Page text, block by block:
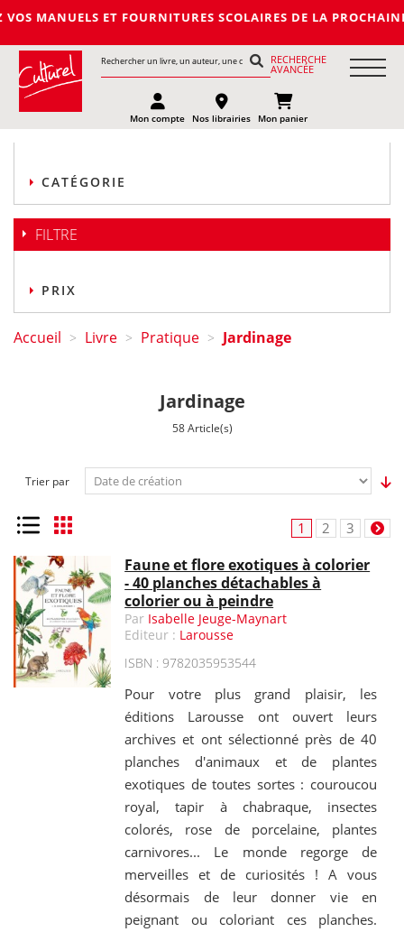
ET FOURNITURES SCOLAIRES DE LA
RECHERCHE
AVANCÉE
Mon compte Nos librairies Mon panier
CATÉGORIE
FILTRE
PRIX
Accueil > Livre > Pratique > Jardinage
Jardinage
58 Article(s)
Trier par
Liste Grille 1 2 3
Faune et flore exotiques à colorier
- 40 planches détachables à
colorier ou à peindre
Par Isabelle Jeuge-Maynart
Editeur : Larousse
ISBN : 9782035953544
Pour votre plus grand plaisir, les
éditions Larousse ont ouvert leurs
archives et ont sélectionné près de 40
planches d'animaux et de plantes
exotiques de toutes sortes : couroucou
royal, tapir à chabraque, insectes
colorés, rose de porcelaine, plantes
carnivores... Le monde regorge de
merveilles et de curiosités ! A vous
désormais de leur donner vie en
peignant ou coloriant ces planches.